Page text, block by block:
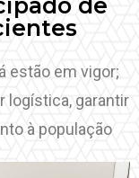
de
estão em vigor;
logística, garantir
à população